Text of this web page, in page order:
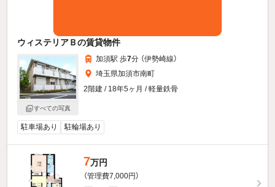
ウィステリアＢの賃貸物件
すべての写真
加須駅 歩7分 （伊勢崎線）
埼玉県加須市南町
2階建 / 18年5ヶ月 / 軽量鉄骨
駐車場あり 駐輪場あり
7万円
（管理費7,000円）